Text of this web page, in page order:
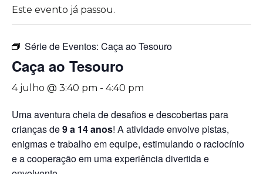
Este evento já passou.
Série de Eventos: Caça ao Tesouro
Caça ao Tesouro
4 julho @ 3:40 pm - 4:40 pm
Uma aventura cheia de desafios e descobertas para
crianças de9 a 14 anos! A atividade envolve pistas,
enigmas e trabalho em equipe, estimulando o raciocínio
e a cooperação em uma experiência divertida e